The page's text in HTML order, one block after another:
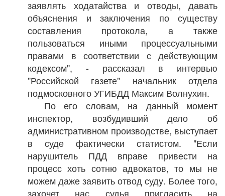
заявлять ходатайства и отводы, давать
объяснения и заключения по существу
составления протокола, а также
пользоваться иными процессуальными
правами в соответствии с действующим
кодексом", - рассказал в интервью
"Российской газете" начальник отдела
подмосковного УГИБДД Максим Волнухин.
По его словам, на данный момент
инспектор, возбудивший дело об
административном производстве, выступает
в суде фактически статистом. "Если
нарушитель ПДД вправе привести на
процесс хоть сотню адвокатов, то мы не
можем даже заявить отвод суду. Более того,
захочет нас судья пригласить на